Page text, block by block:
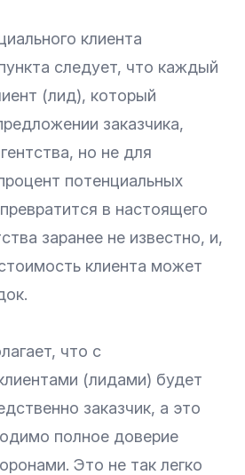
клиента
следует, что каждый
(лид), который
заказчика,
но не для
потенциальных
в настоящего
заранее не известно, и,
клиента может
что с
(лидами) будет
заказчик, а это
полное доверие
Это не так легко